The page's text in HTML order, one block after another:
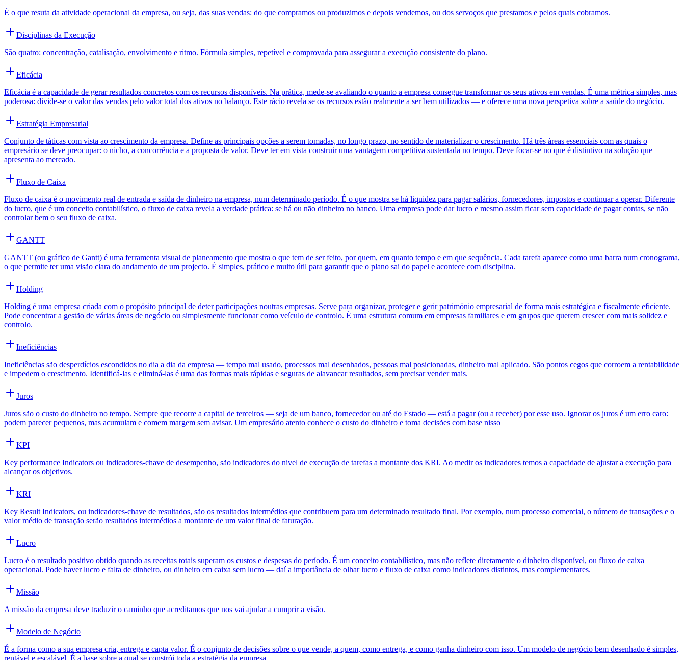
É o que resuta da atividade operacional da empresa, ou seja, das suas vendas: do que compramos ou produzimos e depois vendemos, ou dos servoços que prestamos e pelos quais cobramos.
Disciplinas da Execução
São quatro: concentração, catalisação, envolvimento e ritmo. Fórmula simples, repetível e comprovada para assegurar a execução consistente do plano.
Eficácia
Eficácia é a capacidade de gerar resultados concretos com os recursos disponíveis. Na prática, mede-se avaliando o quanto a empresa consegue transformar os seus ativos em vendas. É uma métrica simples, mas
poderosa: divide-se o valor das vendas pelo valor total dos ativos no balanço. Este rácio revela se os recursos estão realmente a ser bem utilizados — e oferece uma nova perspetiva sobre a saúde do negócio.
Estratégia Empresarial
Conjunto de táticas com vista ao crescimento da empresa. Define as principais opções a serem tomadas, no longo prazo, no sentido de materializar o crescimento. Há três àreas essenciais com as quais o
empresário se deve preocupar: o nicho, a concorrência e a proposta de valor. Deve ter em vista construir uma vantagem competitiva sustentada no tempo. Deve focar-se no que é distintivo na solução que
apresenta ao mercado.
Fluxo de Caixa
Fluxo de caixa é o movimento real de entrada e saída de dinheiro na empresa, num determinado período. É o que mostra se há liquidez para pagar salários, fornecedores, impostos e continuar a operar. Diferente
do lucro, que é um conceito contabilístico, o fluxo de caixa revela a verdade prática: se há ou não dinheiro no banco. Uma empresa pode dar lucro e mesmo assim ficar sem capacidade de pagar contas, se não
controlar bem o seu fluxo de caixa.
GANTT
GANTT (ou gráfico de Gantt) é uma ferramenta visual de planeamento que mostra o que tem de ser feito, por quem, em quanto tempo e em que sequência. Cada tarefa aparece como uma barra num cronograma,
o que permite ter uma visão clara do andamento de um projecto. É simples, prático e muito útil para garantir que o plano sai do papel e acontece com disciplina.
Holding
Holding é uma empresa criada com o propósito principal de deter participações noutras empresas. Serve para organizar, proteger e gerir património empresarial de forma mais estratégica e fiscalmente eficiente.
Pode concentrar a gestão de várias áreas de negócio ou simplesmente funcionar como veículo de controlo. É uma estrutura comum em empresas familiares e em grupos que querem crescer com mais solidez e
controlo.
Ineficiências
Ineficiências são desperdícios escondidos no dia a dia da empresa — tempo mal usado, processos mal desenhados, pessoas mal posicionadas, dinheiro mal aplicado. São pontos cegos que corroem a rentabilidade
e impedem o crescimento. Identificá-las e eliminá-las é uma das formas mais rápidas e seguras de alavancar resultados, sem precisar vender mais.
Juros
Juros são o custo do dinheiro no tempo. Sempre que recorre a capital de terceiros — seja de um banco, fornecedor ou até do Estado — está a pagar (ou a receber) por esse uso. Ignorar os juros é um erro caro:
podem parecer pequenos, mas acumulam e comem margem sem avisar. Um empresário atento conhece o custo do dinheiro e toma decisões com base nisso
KPI
Key performance Indicators ou indicadores-chave de desempenho, são indicadores do nivel de execução de tarefas a montante dos KRI. Ao medir os indicadores temos a capacidade de ajustar a execução para
alcançar os objetivos.
KRI
Key Result Indicators, ou indicadores-chave de resultados, são os resultados intermédios que contribuem para um determinado resultado final. Por exemplo, num processo comercial, o número de transações e o
valor médio de transação serão resultados intermédios a montante de um valor final de faturação.
Lucro
Lucro é o resultado positivo obtido quando as receitas totais superam os custos e despesas do período. É um conceito contabilístico, mas não reflete diretamente o dinheiro disponível, ou fluxo de caixa
operacional. Pode haver lucro e falta de dinheiro, ou dinheiro em caixa sem lucro — daí a importância de olhar lucro e fluxo de caixa como indicadores distintos, mas complementares.
Missão
A missão da empresa deve traduzir o caminho que acreditamos que nos vai ajudar a cumprir a visão.
Modelo de Negócio
É a forma como a sua empresa cria, entrega e capta valor. É o conjunto de decisões sobre o que vende, a quem, como entrega, e como ganha dinheiro com isso. Um modelo de negócio bem desenhado é simples,
rentável e escalável. É a base sobre a qual se constrói toda a estratégia da empresa.